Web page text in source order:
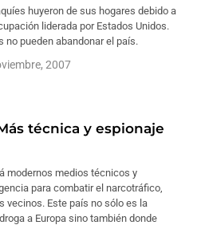
huyeron de sus hogares debido a
liderada por Estados Unidos.
no pueden abandonar el país.
2007
técnica y espionaje
modernos medios técnicos y
para combatir el narcotráfico,
vecinos. Este país no sólo es la
a Europa sino también donde